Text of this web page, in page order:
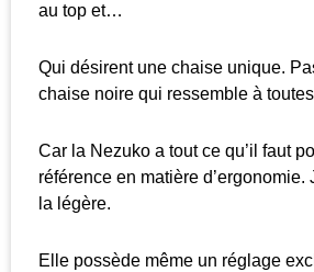
au top et…
Qui désirent une chaise unique.
chaise noire qui ressemble à
Car la Nezuko a tout ce qu’il faut
référence en matière d’ergonomie.
la légère.
Elle possède même un réglage